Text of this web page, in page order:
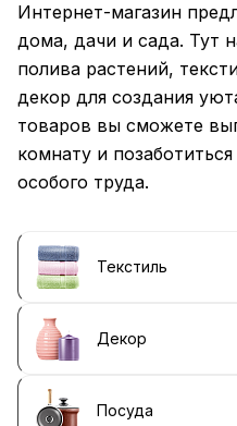
Интернет-магазин
дома, дачи и сада. Тут
полива растений,
декор для создания
товаров вы сможете
комнату и
особого труда.
Текстиль
Декор
Посуда